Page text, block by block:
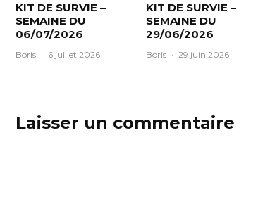
KIT DE SURVIE –
SEMAINE DU
06/07/2026
Boris · 6 juillet 2026
KIT DE SURVIE –
SEMAINE DU
29/06/2026
Boris · 29 juin 2026
Laisser un commentaire